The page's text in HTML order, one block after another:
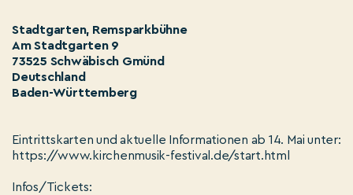
Stadtgarten, Remsparkbühne
Am Stadtgarten 9
73525 Schwäbisch Gmünd
Deutschland
Baden-Württemberg
Eintrittskarten und aktuelle Informationen ab 14. Mai unter:
https://www.kirchenmusik-festival.de/start.html
Infos/Tickets: